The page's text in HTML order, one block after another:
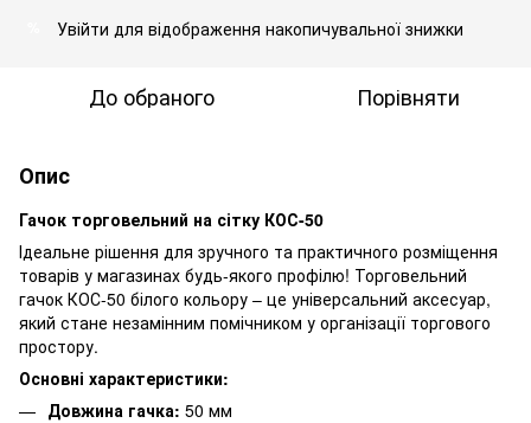
Увійти для відображення накопичувальної знижки
До обраного Порівняти
Опис
Гачок торговельний на сітку КОС-50
Ідеальне рішення для зручного та практичного розміщення
товарів у магазинах будь-якого профілю! Торговельний
гачок КОС-50 білого кольору – це універсальний аксесуар,
який стане незамінним помічником у організації торгового
простору.
Основні характеристики:
Довжина гачка: 50 мм